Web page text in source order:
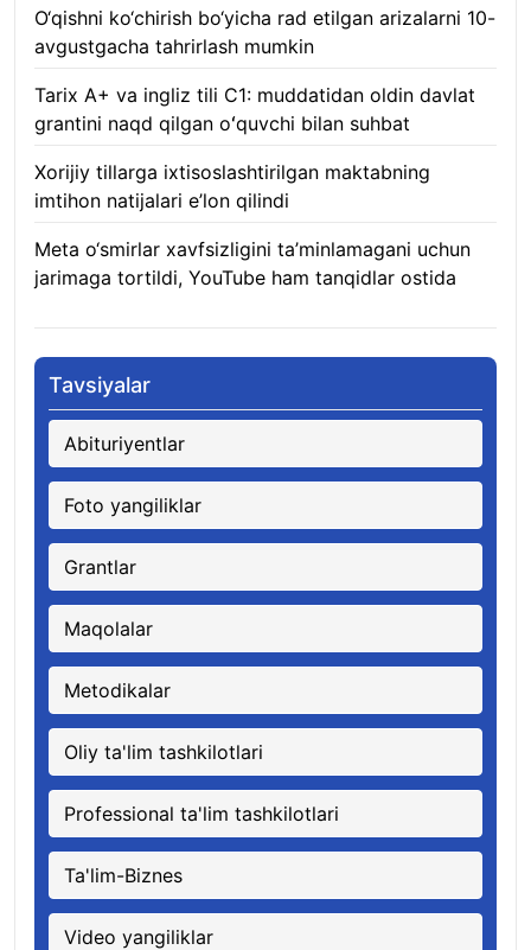
O‘qishni ko‘chirish bo‘yicha rad etilgan arizalarni 10-
avgustgacha tahrirlash mumkin
Tarix A+ va ingliz tili C1: muddatidan oldin davlat
grantini naqd qilgan oʻquvchi bilan suhbat
Xorijiy tillarga ixtisoslashtirilgan maktabning
imtihon natijalari e’lon qilindi
Meta o‘smirlar xavfsizligini ta’minlamagani uchun
jarimaga tortildi, YouTube ham tanqidlar ostida
Tavsiyalar
Abituriyentlar
Foto yangiliklar
Grantlar
Maqolalar
Metodikalar
Oliy ta'lim tashkilotlari
Professional ta'lim tashkilotlari
Ta'lim-Biznes
Video yangiliklar